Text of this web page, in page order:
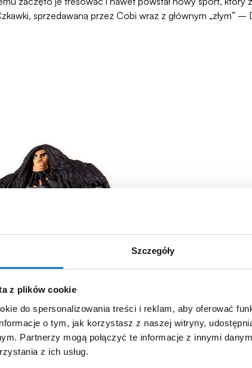
Szczegóły
z plików cookie
do spersonalizowania treści i reklam, aby oferować
o tym, jak korzystasz z naszej witryny,
Partnerzy mogą połączyć te informacje z innymi
z ich usług.
sprzedawaną przez Cobi wraz z głównym „złym”